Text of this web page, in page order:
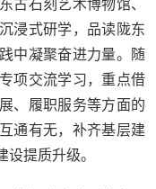
古石刻艺术博物馆、
浸式研学，品读陇东
中凝聚奋进力量。随
项交流学习，重点借
、履职服务等方面的
通有无，补齐基层建
提质升级。